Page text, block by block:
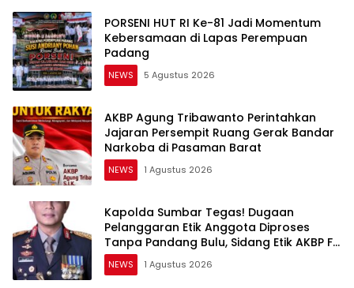
PORSENI HUT RI Ke-81 Jadi Momentum
Kebersamaan di Lapas Perempuan
Padang
NEWS 5 Agustus 2026
AKBP Agung Tribawanto Perintahkan
Jajaran Persempit Ruang Gerak Bandar
Narkoba di Pasaman Barat
NEWS 1 Agustus 2026
Kapolda Sumbar Tegas! Dugaan
Pelanggaran Etik Anggota Diproses
Tanpa Pandang Bulu, Sidang Etik AKBP F
Dipercepat
NEWS 1 Agustus 2026